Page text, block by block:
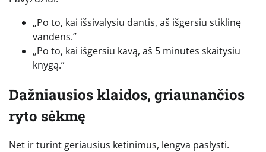
„Po to, kai išsivalysiu dantis, aš išgersiu stiklinę
vandens.”
„Po to, kai išgersiu kavą, aš 5 minutes skaitysiu
knygą.”
Dažniausios klaidos, griaunančios
ryto sėkmę
Net ir turint geriausius ketinimus, lengva paslysti.